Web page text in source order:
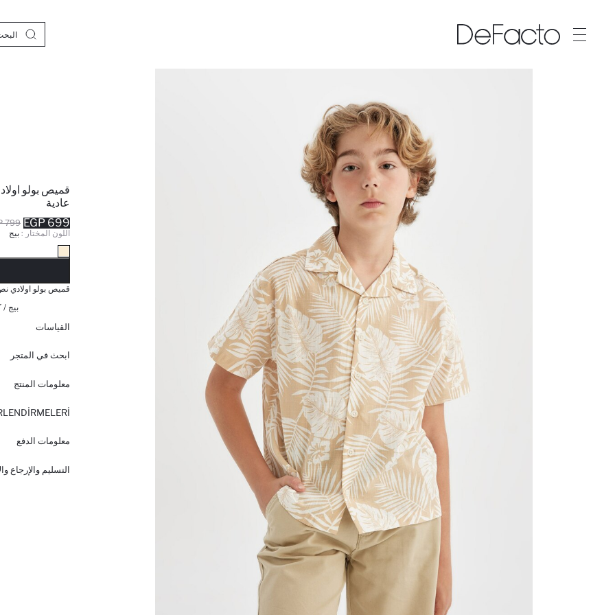
قميص بولو
عادية
799 EGP 699 EGP
اللون المختار : بيج
قميص بولو اولادي
بيج /
القياسات
ابحث في المتجر
معلومات المنتج
معلومات الدفع
التسليم والإرجاع